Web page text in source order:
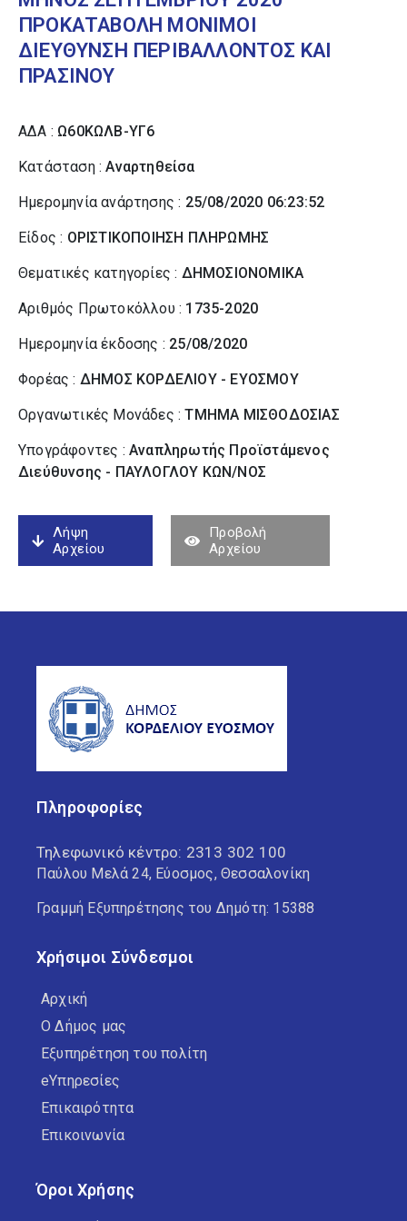
ΠΡΟΚΑΤΑΒΟΛΗ ΜΟΝΙΜΟΙ
ΔΙΕΥΘΥΝΣΗ ΠΕΡΙΒΑΛΛΟΝΤΟΣ ΚΑΙ
ΠΡΑΣΙΝΟΥ
ΑΔΑ : Ω60ΚΩΛΒ-ΥΓ6
Κατάσταση :Αναρτηθείσα
Ημερομηνία ανάρτησης : 25/08/2020 06:23:52
Είδος : ΟΡΙΣΤΙΚΟΠΟΙΗΣΗ ΠΛΗΡΩΜΗΣ
Θεματικές κατηγορίες : ΔΗΜΟΣΙΟΝΟΜΙΚΑ
Αριθμός Πρωτοκόλλου : 1735-2020
Ημερομηνία έκδοσης : 25/08/2020
Φορέας : ΔΗΜΟΣ ΚΟΡΔΕΛΙΟΥ - ΕΥΟΣΜΟΥ
Οργανωτικές Μονάδες :ΤΜΗΜΑ ΜΙΣΘΟΔΟΣΙΑΣ
Υπογράφοντες : Αναπληρωτής Προϊστάμενος
Διεύθυνσης - ΠΑΥΛΟΓΛΟΥ ΚΩΝ/ΝΟΣ
Λήψη
Αρχείου
Προβολή
Αρχείου
Πληροφορίες
Τηλεφωνικό κέντρο: 2313 302 100
Παύλου Μελά 24, Εύοσμος, Θεσσαλονίκη
Γραμμή Εξυπηρέτησης του Δημότη: 15388
Χρήσιμοι Σύνδεσμοι
Αρχική
Ο Δήμος μας
Εξυπηρέτηση του πολίτη
eΥπηρεσίες
Επικαιρότητα
Επικοινωνία
Όροι Χρήσης